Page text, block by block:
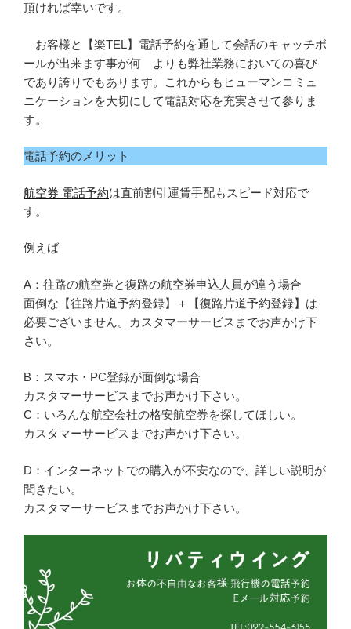
頂ければ幸いです。
お客様と【楽TEL】電話予約を通して会話のキャッチボ
ールが出来ます事が何 よりも弊社業務においての喜び
であり誇りでもあります。これからもヒューマンコミュ
ニケーションを大切にして電話対応を充実させて参りま
す。
電話予約のメリット
航空券 電話予約は直前割引運賃手配もスピード対応で
す。
例えば
A：往路の航空券と復路の航空券申込人員が違う場合
面倒な【往路片道予約登録】＋【復路片道予約登録】は
必要ございません。カスタマーサービスまでお声かけ下
さい。
B：スマホ・PC登録が面倒な場合
カスタマーサービスまでお声かけ下さい。
C：いろんな航空会社の格安航空券を探してほしい。
カスタマーサービスまでお声かけ下さい。
D：インターネットでの購入が不安なので、詳しい説明が
聞きたい。
カスタマーサービスまでお声かけ下さい。